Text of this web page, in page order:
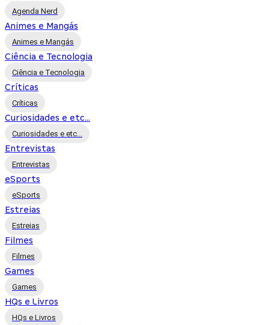
Agenda Nerd
Animes e Mangás
Animes e Mangás
Ciência e Tecnologia
Ciência e Tecnologia
Críticas
Críticas
Curiosidades e etc...
Curiosidades e etc...
Entrevistas
Entrevistas
eSports
eSports
Estreias
Estreias
Filmes
Filmes
Games
Games
HQs e Livros
HQs e Livros